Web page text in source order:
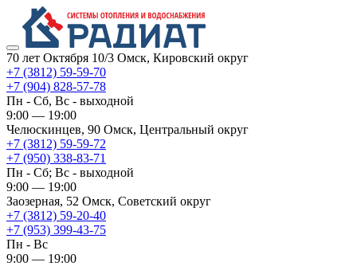
70 лет Октября 10/3 Омск, Кировский округ
+7 (3812) 59-59-70
+7 (904) 828-57-78
Пн - Сб, Вс - выходной
9:00 — 19:00
Челюскинцев, 90 Омск, ​Центральный округ
+7 (3812) 59-59-72
+7 (950) 338-83-71
Пн - Сб; Вс - выходной
9:00 — 19:00
Заозерная, 52 Омск, ​Советский округ
+7 (3812) 59-20-40
+7 (953) 399-43-75
Пн - Вс
9:00 — 19:00